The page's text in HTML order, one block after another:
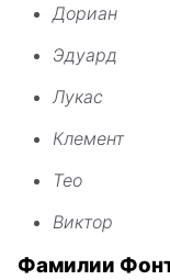
Дориан
Эдуард
Лукас
Клемент
Тео
Виктор
Фамилии